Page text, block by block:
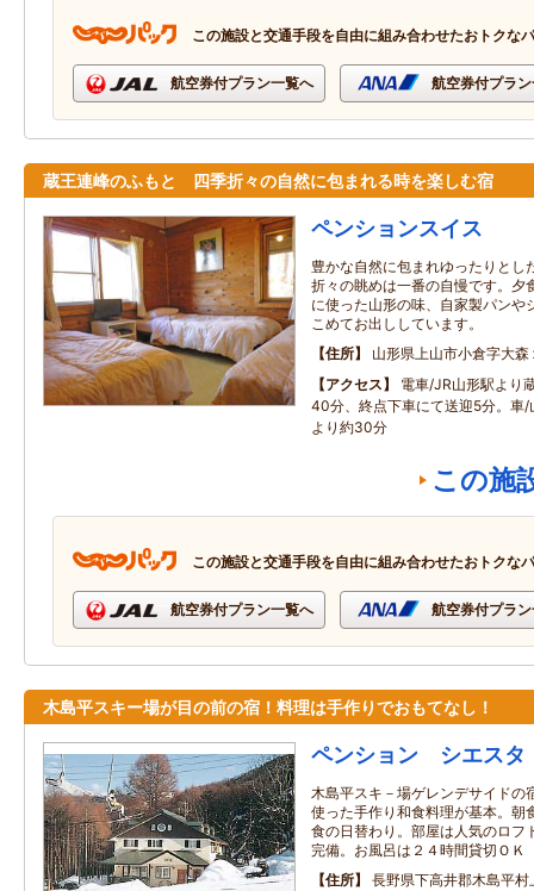
この施設と交通手段を自由に組み合わせたおトクな
航空券付プラン一覧へ 航空券付プラ
蔵王連峰のふもと 四季折々の自然に包まれる時を楽しむ宿
ペンションスイス
豊かな自然に包まれゆったりとし
折々の眺めは一番の自慢です。夕
に使った山形の味、自家製パンや
こめてお出ししています。
住所
山形県上山市小倉字大森
アクセス
電車/JR山形駅より
40分、終点下車にて送迎5分。車/
より約30分
この施
この施設と交通手段を自由に組み合わせたおトクな
航空券付プラン一覧へ 航空券付プラ
木島平スキー場が目の前の宿！料理は手作りでおもてなし！
ペンション シエスタ
木島平スキ－場ゲレンデサイドの
使った手作り和食料理が基本。朝
食の日替わり。部屋は人気のロフ
完備。お風呂は２４時間貸切ＯＫ
住所
長野県下高井郡木島平